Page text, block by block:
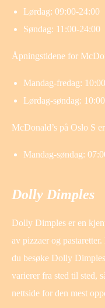
Lørdag: 09:00-24:00
Søndag: 11:00-24:00
Åpningstidene for
Mandag-fredag:
Lørdag-søndag:
McDonald’s på Oslo S
Mandag-søndag:
Dolly Dimples
Dolly Dimples er en
av pizzaer og
du besøke Dolly
varierer fra sted til sted,
nettside for den mest